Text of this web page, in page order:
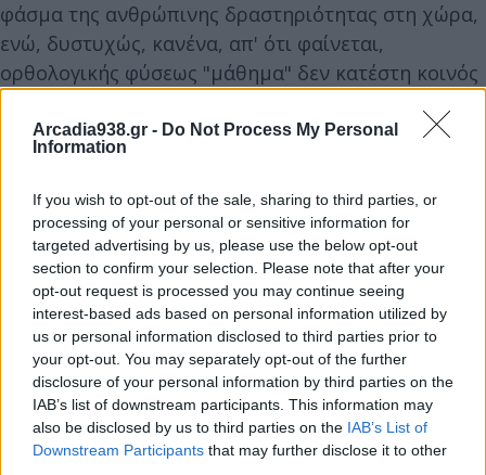
Arcadia938.gr - Do Not Process My Personal
Information
If you wish to opt-out of the sale, sharing to third parties, or
processing of your personal or sensitive information for
targeted advertising by us, please use the below opt-out
section to confirm your selection. Please note that after your
opt-out request is processed you may continue seeing
interest-based ads based on personal information utilized by
us or personal information disclosed to third parties prior to
your opt-out. You may separately opt-out of the further
disclosure of your personal information by third parties on the
IAB’s list of downstream participants. This information may
also be disclosed by us to third parties on the IAB’s List of
Downstream Participants that may further disclose it to other
φάσμα της ανθρώπινης δραστηριότητας στη χώρα,
ενώ, δυστυχώς, κανένα, απ' ότι φαίνεται,
ορθολογικής φύσεως "μάθημα" δεν κατέστη κοινός
πολίτες.
Μεταναστευτικό: Τα λάθη της "κυβερνώσας
Αριστεράς"
Δεν ξέρω ποιος θυμάται, πια, το "κύμα"
συμπαράστασης προς τους, έτσι κι αλλιώς,
χειμαζόμενους μετανάστες, που παρουσιάστηκε
στην ημεδαπή, κατά τα μέσα της δεύτερης
δεκαετίας του 21ου αιώνα. Από την τότε
κινητοποίηση, δεν απέμεινε, δυστυχώς,
τίποτε...Ούτε υλικώς, ούτε, πολύ περισσότερο,